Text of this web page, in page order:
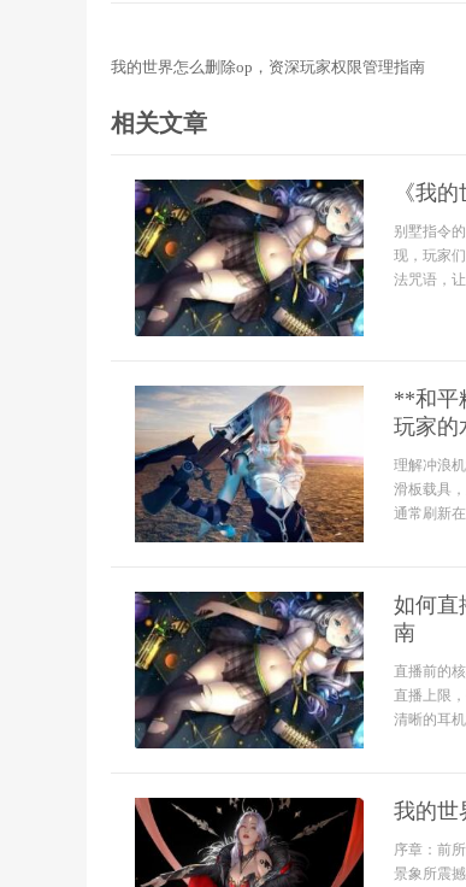
我的世界怎么删除op，资深玩家权限管理指南
相关文章
《我
别墅指令
现，玩家
法咒语，
**和平
玩家的
理解冲浪
滑板载具
通常刷新
如何直
南
直播前的
直播上限
清晰的耳
我的世
序章：前
景象所震